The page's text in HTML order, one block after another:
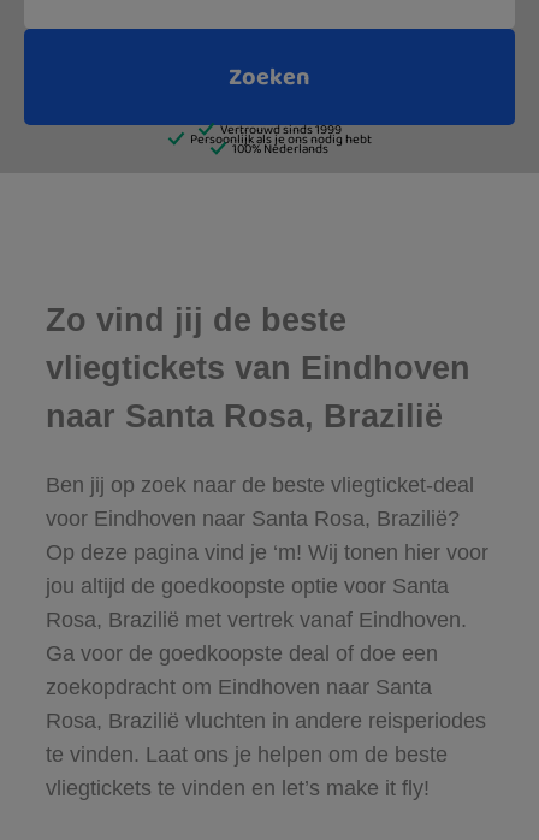
Zo vind jij de beste
vliegtickets van Eindhoven
naar Santa Rosa, Brazilië
Ben jij op zoek naar de beste vliegticket-deal
voor Eindhoven naar Santa Rosa, Brazilië?
Op deze pagina vind je ‘m! Wij tonen hier voor
jou altijd de goedkoopste optie voor Santa
Rosa, Brazilië met vertrek vanaf Eindhoven.
Ga voor de goedkoopste deal of doe een
zoekopdracht om Eindhoven naar Santa
Rosa, Brazilië vluchten in andere reisperiodes
te vinden. Laat ons je helpen om de beste
vliegtickets te vinden en let’s make it fly!